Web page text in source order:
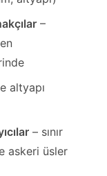
–
altyapı
– sınır
askeri üsler